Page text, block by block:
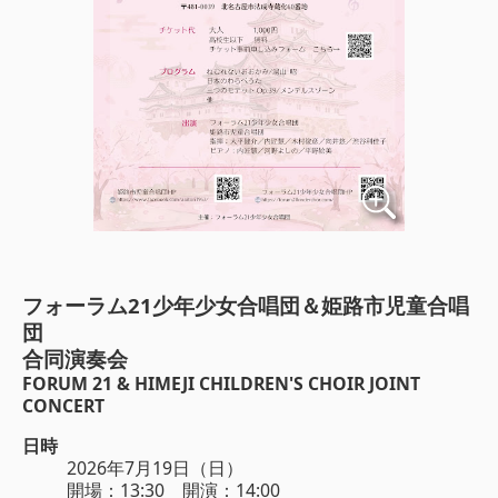
フォーラム21少年少女合唱団＆姫路市児童合唱
団
合同演奏会
FORUM 21 & HIMEJI CHILDREN'S CHOIR JOINT
CONCERT
日時
2026年7月19日（日）
開場：13:30 開演：14:00